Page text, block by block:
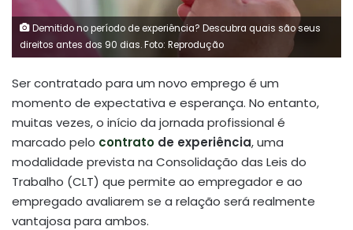
Demitido no período de experiência? Descubra quais são seus
direitos antes dos 90 dias. Foto: Reprodução
Ser contratado para um novo emprego é um
momento de expectativa e esperança. No entanto,
muitas vezes, o início da jornada profissional é
marcado pelo contrato de experiência, uma
modalidade prevista na Consolidação das Leis do
Trabalho (CLT) que permite ao empregador e ao
empregado avaliarem se a relação será realmente
vantajosa para ambos.